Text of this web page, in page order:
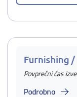
Furnishing /
Povprečni čas
Podrobno